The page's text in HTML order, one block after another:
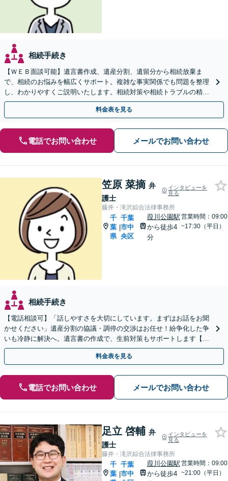
相続手続き
【ＷＥＢ面談可能】遺言書作成、遺産分割、遺留分から相続放棄ま
で、相続のお悩みを幅広くサポート。複雑な事実関係でも問題を整理
し、わかりやすくご説明いたします。相続対策や相続トラブルの精神
的なご負担を減らし、最適な解決を目指します。
料金表を見る
電話でお問い合わせ メールでお問い合わせ
笠原 菜摘 弁
護士
インタビューを
見る
藤井・滝沢綜合法律事務所
千
葉
県
|
千葉
市中
央区
葭川公園駅
から徒歩4
分
営業時間：09:00
~17:30（平日）
相続手続き
【電話相談可】「話しやすさを大切にしています。まずはお話をお聞
かせください」遺産分割の協議・調停の交渉はお任せ！紛争化した争
いも冷静に解決へ。遺言書の作成で、生前対策もサポートします【夜
間・休日面談可】【葭川公園駅5分】
料金表を見る
電話でお問い合わせ メールでお問い合わせ
足立 啓輔 弁
護士
インタビューを
見る
藤井・滝沢綜合法律事務所
千
葉 |
千葉
市中
葭川公園駅
から徒歩4
営業時間：09:00
~21:00（平日）